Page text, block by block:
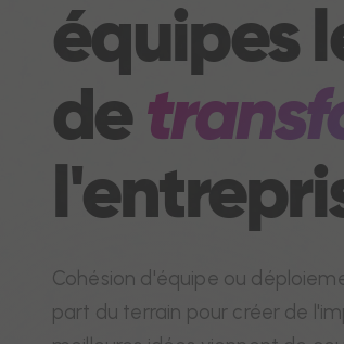
équipes
de
Cohésion d'équipe ou
part du terrain pour créer de